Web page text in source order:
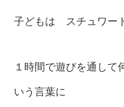
子どもは スチュワー
１時間で遊びを通して
いう言葉に